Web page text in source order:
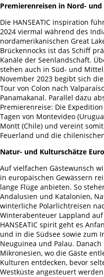
Premierenreisen in Nord-
Die HANSEATIC inspiration
2024 viermal während des
nordamerikanischen Great
Brückennocks ist das Schiff
Kanäle der Seenlandschaft.
stehen auch in Süd- und
November 2023 begibt sich
Tour von Colon nach
Panamakanal. Parallel dazu
Premierenreise: Die
Tagen von Montevideo
Montt (Chile) und vereint
Feuerland und die
Natur- und Kulturschätze
Auf vielfachen Gästewunsch
in europäischen Gewässern
lange Flüge anbieten. So
Andalusien und Katalonien,
winterliche Polarlichtreisen
Winterabenteuer Lappland
HANSEATIC spirit geht es
und in die Südsee sowie zum
Neuguinea und Palau.
Mikronesien, wo die Gäste
Kulturen entdecken, bevor
Westküste angesteuert